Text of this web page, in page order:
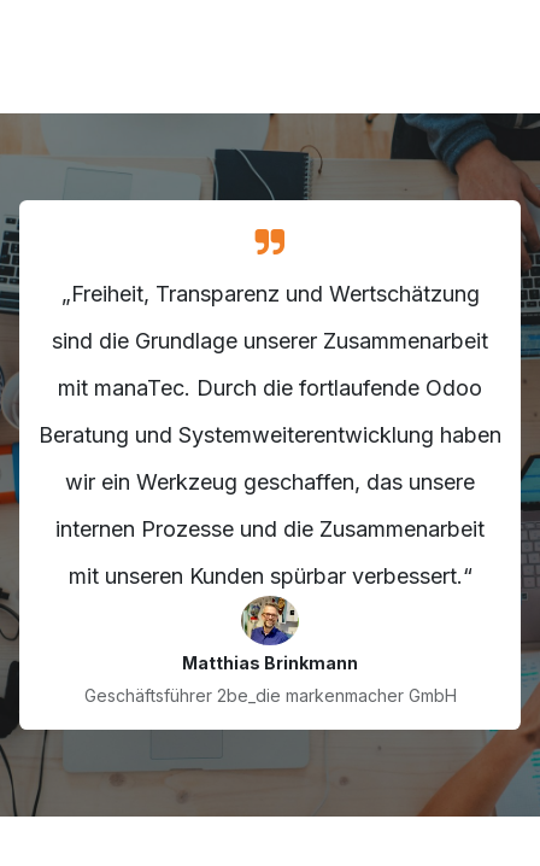
„Freiheit, Transparenz und Wertschätzung
sind die Grundlage unserer Zusammenarbeit
mit manaTec. Durch die fortlaufende Odoo
Beratung und Systemweiterentwicklung haben
wir ein Werkzeug geschaffen, das unsere
internen Prozesse und die Zusammenarbeit
mit unseren Kunden spürbar verbessert.“
Matthias Brinkmann
Geschäftsführer 2be_die markenmacher GmbH